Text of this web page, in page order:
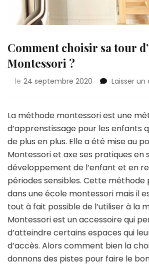
Comment choisir sa tour
Montessori ?
le 24 septembre 2020 Laisser
La méthode montessori est une
d’apprenstissage pour les enfants
de plus en plus. Elle a été mise au
Montessori et axe ses pratiques en
développement de l’enfant et en
périodes sensibles. Cette
dans une école montessori mais il
tout à fait possible de l’utiliser à la
Montessori est un accessoire qui
d’atteindre certains espaces qui
d’accès. Alors comment bien la
donnons des pistes pour faire le